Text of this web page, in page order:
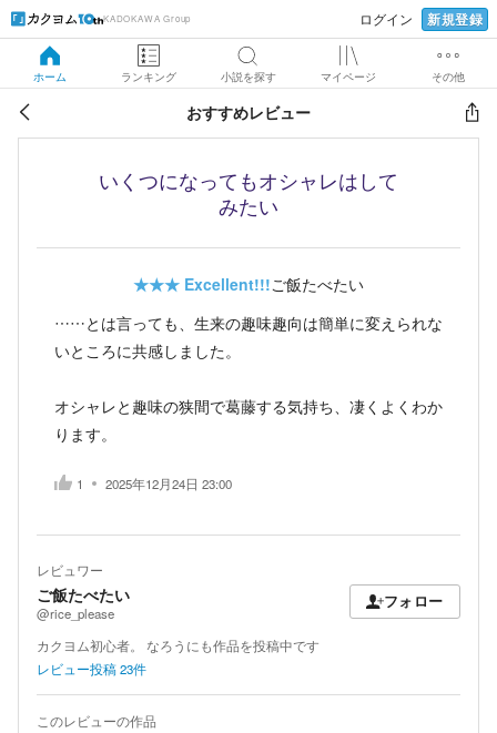
KADOKAWA Group ログイン 新規登録
ホーム ランキング 小説を探す マイページ その他
おすすめレビュー
いくつになってもオシャレはして
みたい
★★★ Excellent!!!ご飯たべたい
……とは言っても、生来の趣味趣向は簡単に変えられな
いところに共感しました。
オシャレと趣味の狭間で葛藤する気持ち、凄くよくわか
ります。
1 2025年12月24日 23:00
レビュワー
ご飯たべたい
@rice_please
フォロー
カクヨム初心者。 なろうにも作品を投稿中です
レビュー投稿23件
このレビューの作品